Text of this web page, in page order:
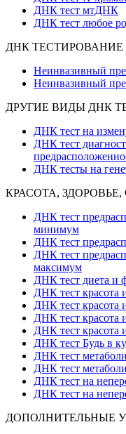
ДНК тест мтДНК
ДНК тест любое
ДНК ТЕСТИРОВАНИЕ
Неинвазивный
Неинвазивный
ДРУГИЕ ВИДЫ ДНК
ДНК тест на
ДНК тест
ДНК тесты на
КРАСОТА, ЗДОРОВЬЕ,
ДНК тест
минимум
ДНК тест
ДНК тест
максимум
ДНК тест диета и
ДНК тест красота
ДНК тест красота
ДНК тест красота
ДНК тест красота
ДНК тест Будь в
ДНК тест
ДНК тест
ДНК тест на
ДНК тест на
ДОПОЛНИТЕЛЬНЫЕ